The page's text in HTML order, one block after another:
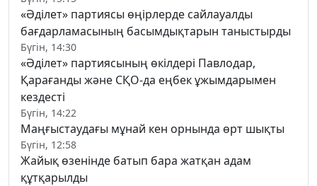
«Әділет» партиясы өңірлерде сайлауалды
бағдарламасының басымдықтарын таныстырды
Бүгін, 14:30
«Әділет» партиясының өкілдері Павлодар,
Қарағанды және СҚО-да еңбек ұжымдарымен
кездесті
Бүгін, 14:22
Маңғыстаудағы мұнай кен орнында өрт шықты
Бүгін, 12:58
Жайық өзенінде батып бара жатқан адам
құтқарылды